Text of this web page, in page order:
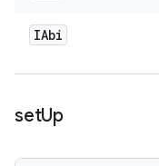
IAbi
setUp